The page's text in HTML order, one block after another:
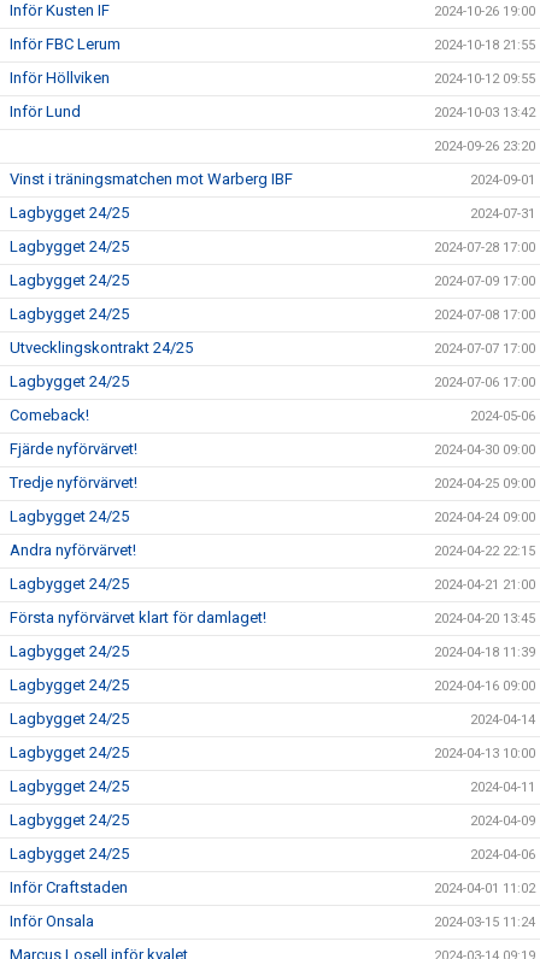
Inför Kusten IF 2024-10-26 19:00
Inför FBC Lerum 2024-10-18 21:55
Inför Höllviken 2024-10-12 09:55
Inför Lund 2024-10-03 13:42
2024-09-26 23:20
Vinst i träningsmatchen mot Warberg IBF 2024-09-01
Lagbygget 24/25 2024-07-31
Lagbygget 24/25 2024-07-28 17:00
Lagbygget 24/25 2024-07-09 17:00
Lagbygget 24/25 2024-07-08 17:00
Utvecklingskontrakt 24/25 2024-07-07 17:00
Lagbygget 24/25 2024-07-06 17:00
Comeback! 2024-05-06
Fjärde nyförvärvet! 2024-04-30 09:00
Tredje nyförvärvet! 2024-04-25 09:00
Lagbygget 24/25 2024-04-24 09:00
Andra nyförvärvet! 2024-04-22 22:15
Lagbygget 24/25 2024-04-21 21:00
Första nyförvärvet klart för damlaget! 2024-04-20 13:45
Lagbygget 24/25 2024-04-18 11:39
Lagbygget 24/25 2024-04-16 09:00
Lagbygget 24/25 2024-04-14
Lagbygget 24/25 2024-04-13 10:00
Lagbygget 24/25 2024-04-11
Lagbygget 24/25 2024-04-09
Lagbygget 24/25 2024-04-06
Inför Craftstaden 2024-04-01 11:02
Inför Onsala 2024-03-15 11:24
Marcus Losell inför kvalet